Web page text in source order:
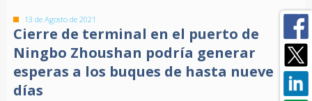
13 de Agosto de 2021
Cierre de terminal en el puerto de
Ningbo Zhoushan podría generar
esperas a los buques de hasta nueve
días